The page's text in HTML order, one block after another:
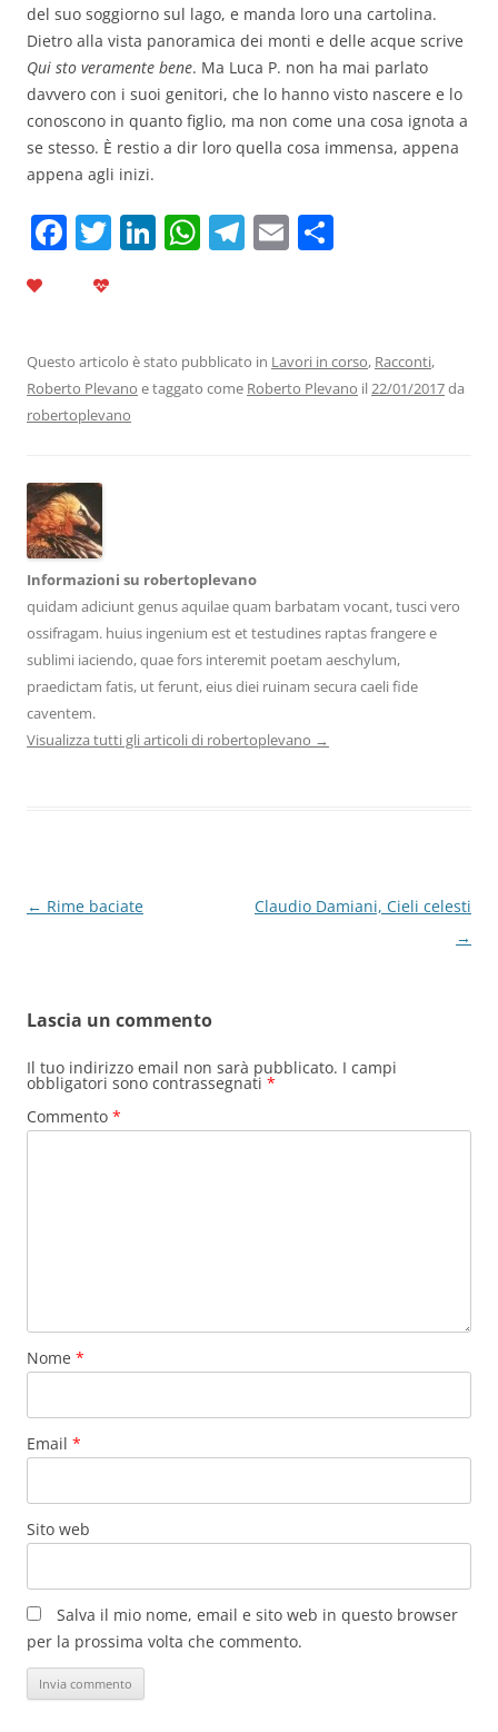
del suo soggiorno sul lago, e manda loro una cartolina.
Dietro alla vista panoramica dei monti e delle acque scrive
Qui sto veramente bene. Ma Luca P. non ha mai parlato
davvero con i suoi genitori, che lo hanno visto nascere e lo
conoscono in quanto figlio, ma non come una cosa ignota a
se stesso. È restio a dir loro quella cosa immensa, appena
appena agli inizi.
F
b
o
k
T Li
dI
n
W
A
p
T
a
m
E
vi
di
Questo articolo è stato pubblicato in Lavori in corso, Racconti,
Roberto Plevano e taggato come Roberto Plevano il22/01/2017da
robertoplevano
Informazioni su robertoplevano
quidam adiciunt genus aquilae quam barbatam vocant, tusci vero
ossifragam. huius ingenium est et testudines raptas frangere e
sublimi iaciendo, quae fors interemit poetam aeschylum,
praedictam fatis, ut ferunt, eius diei ruinam secura caeli fide
caventem.
Visualizza tutti gli articoli di robertoplevano →
Navigazione
← Rime baciate
Claudio Damiani, Cieli celesti
→
Lascia un commento
Il tuo indirizzo email non sarà pubblicato. I campi
obbligatori sono contrassegnati *
Commento *
Nome *
Email *
Sito web
Salva il mio nome, email e sito web in questo browser
per la prossima volta che commento.